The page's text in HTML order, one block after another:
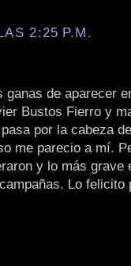
2:25 P.M.
ganas de aparecer
Bustos Fierro y
por la cabeza
me parecio a mí.
y lo más grave
Lo felicito